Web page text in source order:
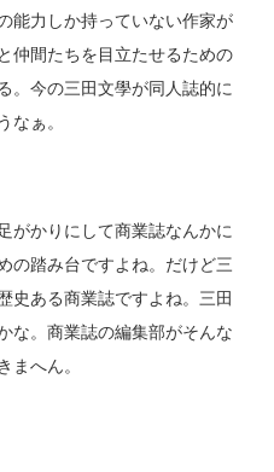
能力しか持っていない作家が
仲間たちを目立たせるための
。今の三田文學が同人誌的に
ぁ。
がかりにして商業誌なんかに
の踏み台ですよね。だけど三
史ある商業誌ですよね。三田
な。商業誌の編集部がそんな
へん。